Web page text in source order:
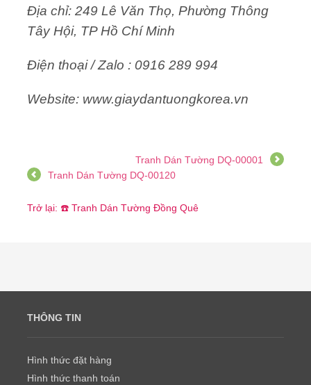
Địa chỉ: 249 Lê Văn Thọ, Phường Thông
Tây Hội, TP Hồ Chí Minh
Điện thoại / Zalo : 0916 289 994
Website: www.giaydantuongkorea.vn
Tranh Dán Tường DQ-00001
Tranh Dán Tường DQ-00120
Trở lại: ☎️ Tranh Dán Tường Đồng Quê
THÔNG TIN
Hình thức đặt hàng
Hình thức thanh toán